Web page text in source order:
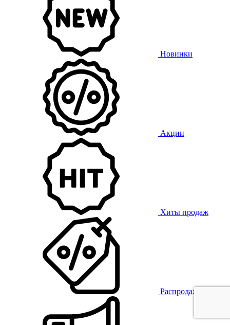
Новинки
Акции
Хиты продаж
Распродажа